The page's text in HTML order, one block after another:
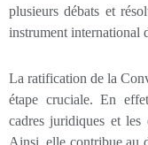
plusieurs débats et
instrument international
La ratification de la
étape cruciale. En
cadres juridiques et les
Ainsi, elle contribue au